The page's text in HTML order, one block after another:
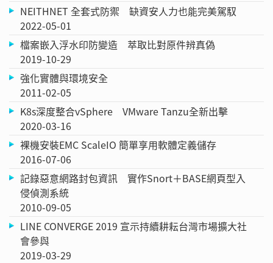
NEITHNET 全套式防禦 缺資安人力也能完美駕馭
2022-05-01
檔案嵌入浮水印防變造 萃取比對原件辨真偽
2019-10-29
強化實體與環境安全
2011-02-05
K8s深度整合vSphere VMware Tanzu全新出擊
2020-03-16
裸機安裝EMC ScaleIO 簡單享用軟體定義儲存
2016-07-06
記錄惡意網路封包資訊 實作Snort＋BASE網頁型入
侵偵測系統
2010-09-05
LINE CONVERGE 2019 宣示持續耕耘台灣市場擴大社
會參與
2019-03-29